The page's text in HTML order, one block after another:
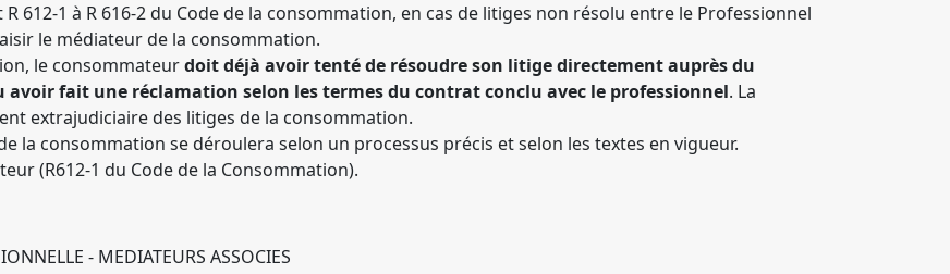
612-1 à R 616-2 du Code de la consommation, en cas de litiges non résolu entre le Professionnel
le médiateur de la consommation.
le consommateurdoit déjà avoir tenté de résoudre son litige directement auprès du
fait une réclamation selon les termes du contrat conclu avec le professionnel. La
extrajudiciaire des litiges de la consommation.
la consommation se déroulera selon un processus précis et selon les textes en vigueur.
(R612-1 du Code de la Consommation).
- MEDIATEURS ASSOCIES